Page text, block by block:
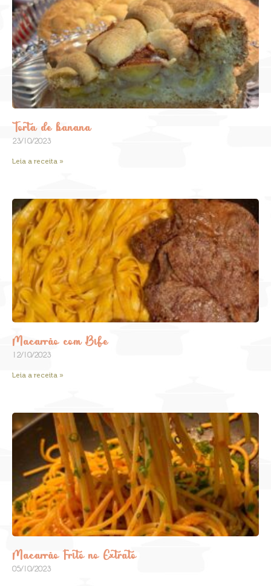
Torta de banana
23/10/2023
Leia a receita »
Macarrão com Bife
12/10/2023
Leia a receita »
Macarrão Frito no Extrato
05/10/2023